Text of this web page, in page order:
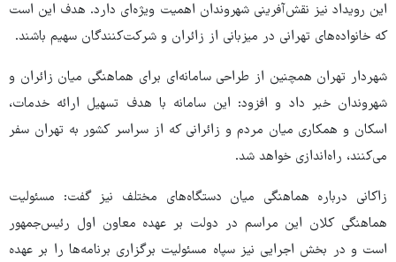
این رویداد نیز نقش‌آفرینی شهروندان اهمیت ویژه‌ای دارد. هدف این است
که خانواده‌های تهرانی در میزبانی از زائران و شرکت‌کنندگان سهیم باشند.
شهردار تهران همچنین از طراحی سامانه‌ای برای هماهنگی میان زائران و
شهروندان خبر داد و افزود: این سامانه با هدف تسهیل ارائه خدمات،
اسکان و همکاری میان مردم و زائرانی که از سراسر کشور به تهران سفر
می‌کنند، راه‌اندازی خواهد شد.
زاکانی درباره هماهنگی میان دستگاه‌های مختلف نیز گفت: مسئولیت
هماهنگی کلان این مراسم در دولت بر عهده معاون اول رئیس‌جمهور
است و در بخش اجرایی نیز سپاه مسئولیت برگزاری برنامه‌ها را بر عهده